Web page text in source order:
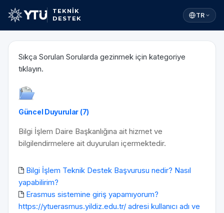
TEKNİK
DESTEK
TR
Sıkça Sorulan Sorularda gezinmek için kategoriye
tıklayın.
Güncel Duyurular (7)
Bilgi İşlem Daire Başkanlığına ait hizmet ve
bilgilendirmelere ait duyuruları içermektedir.
Bilgi İşlem Teknik Destek Başvurusu nedir? Nasıl
yapabilirim?
Erasmus sistemine giriş yapamıyorum?
https://ytuerasmus.yildiz.edu.tr/ adresi kullanıcı adı ve